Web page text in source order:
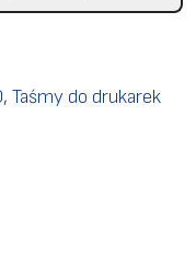
, Taśmy do drukarek